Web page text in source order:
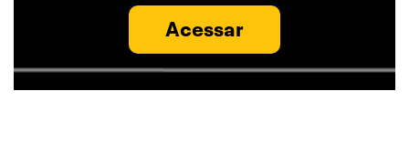
Acessar